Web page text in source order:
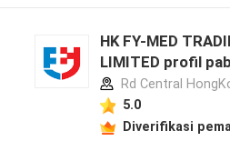
HK FY-MED
LIMITED profil
Rd Central
5.0
Diverifikasi